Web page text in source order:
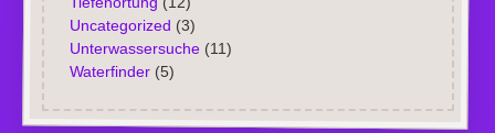
Uncategorized (3)
Unterwassersuche(11)
Waterfinder(5)